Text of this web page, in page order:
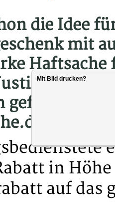
die Idee
mit
gefertigte
in
auf das
Mit Bild drucken?